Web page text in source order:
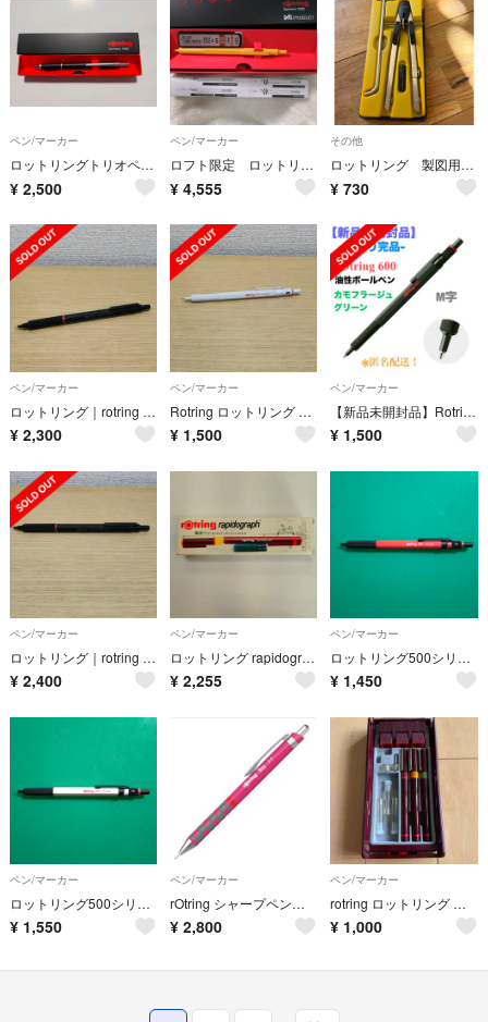
ペン/マーカー
ロットリングトリオペン ブラック
¥ 2,500
ペン/マーカー
ロフト限定 ロットリング 600 0.5mm イエロー シャーペン シャープペン
¥ 4,555
その他
ロットリング 製図用コンパス
¥ 730
ペン/マーカー
ロットリング｜rotring メカニカルペンシル 0.5mm Rapid Pr…
¥ 2,300
ペン/マーカー
Rotring ロットリング メカニカルペンシル パールホワイト 600 21…
¥ 1,500
ペン/マーカー
【新品未開封品】Rotring 600 カモフラージュグリーン ボールペン M字
¥ 1,500
ペン/マーカー
ロットリング｜rotring メカニカルペンシル 0.5mm Rapid Pr…
¥ 2,400
ペン/マーカー
ロットリング rapidograph 製図ペン キャピラリーカートリッジタイプ
¥ 2,255
ペン/マーカー
ロットリング500シリーズ 製図用シャープペンシル 0.5mm シャインレッド
¥ 1,450
ペン/マーカー
ロットリング500シリーズ 製図用シャープペンシル 0.5mm ホワイト
¥ 1,550
ペン/マーカー
rOtring シャープペンシル ティッキー 0.5mm 5点セット！
¥ 2,800
ペン/マーカー
rotring ロットリング ロットリングペンセット 1、2、3mm
¥ 1,000